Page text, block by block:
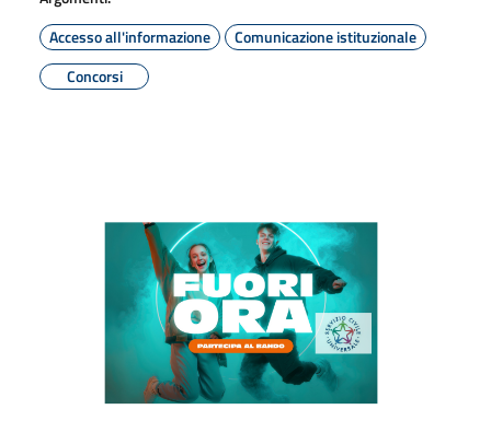
Accesso all'informazione
Comunicazione istituzionale
Concorsi